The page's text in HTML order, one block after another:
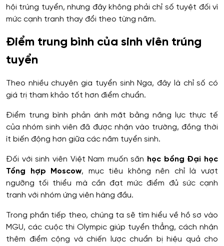
hội trúng tuyển, nhưng đây không phải chỉ số tuyệt đối vì
mức cạnh tranh thay đổi theo từng năm.
Điểm trung bình của sinh viên trúng
tuyển
Theo nhiều chuyên gia tuyển sinh Nga, đây là chỉ số có
giá trị tham khảo tốt hơn điểm chuẩn.
Điểm trung bình phản ánh mặt bằng năng lực thực tế
của nhóm sinh viên đã được nhận vào trường, đồng thời
ít biến động hơn giữa các năm tuyển sinh.
Đối với sinh viên Việt Nam muốn săn học bổng Đại học
Tổng hợp Moscow, mục tiêu không nên chỉ là vượt
ngưỡng tối thiểu mà cần đạt mức điểm đủ sức cạnh
tranh với nhóm ứng viên hàng đầu.
Trong phần tiếp theo, chúng ta sẽ tìm hiểu về hồ sơ vào
MGU, các cuộc thi Olympic giúp tuyển thẳng, cách nhận
thêm điểm cộng và chiến lược chuẩn bị hiệu quả cho